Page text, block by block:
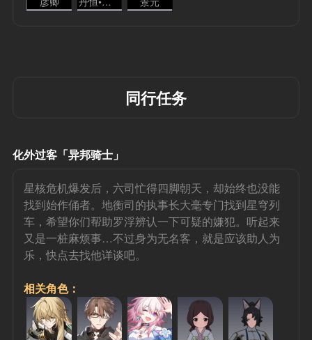
同行任务
化外过客「异邦骑士」
星核危机爆发后，六司忙得四脚朝天，却始终也没能
找到始作俑者。地衡司的执事长大毫专门找到星穹列
车，希望你们帮助罗浮辨认一下可疑的嫌犯。听起来
又是一桩麻烦事…不过身为无名客，就是应该助人为
乐，快点去找他详谈吧。
相关角色：